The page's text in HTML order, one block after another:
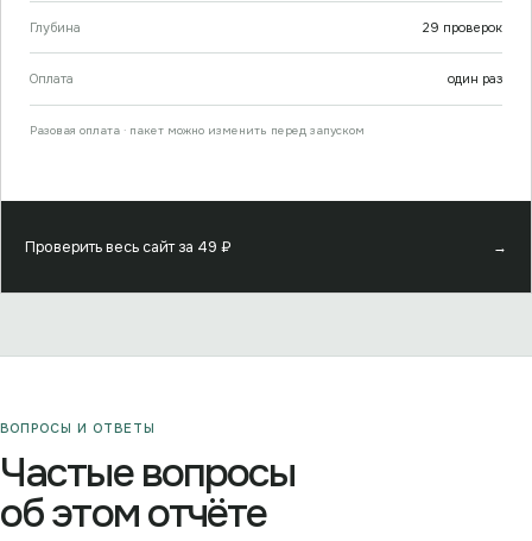
Глубина 29 проверок
Оплата один раз
Разовая оплата · пакет можно изменить перед запуском
Проверить весь сайт за 49 ₽ →
ВОПРОСЫ И ОТВЕТЫ
Частые вопросы
об этом отчёте